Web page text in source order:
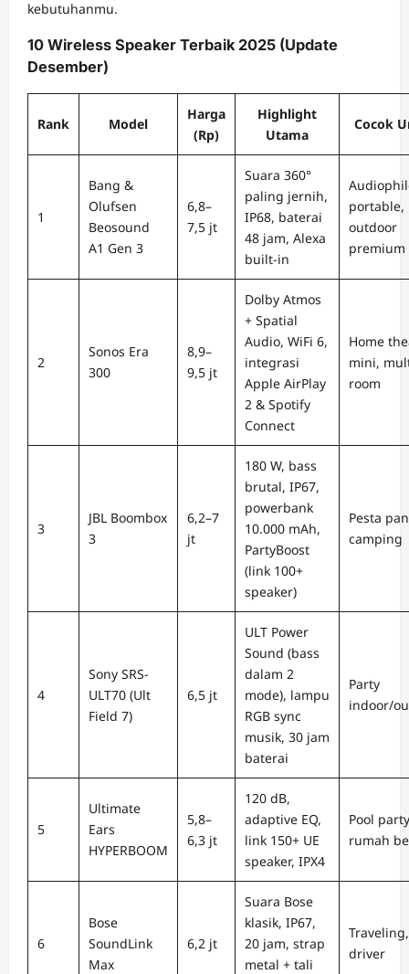
kebutuhanmu.
10 Wireless Speaker Terbaik 2025 (Update
Desember)
Rank Model
Harga
(Rp)
Highlight
Utama
Cocok
1
Bang &
Olufsen
Beosound
A1 Gen 3
6,8–
7,5 jt
Suara 360°
paling jernih,
IP68, baterai
48 jam, Alexa
built-in
portable,
outdoor
premium
2
Sonos Era
300
8,9–
9,5 jt
Dolby Atmos
+ Spatial
Audio, WiFi 6,
integrasi
Apple AirPlay
2 & Spotify
Connect
Home
mini,
room
3
JBL Boombox
3
6,2–7
jt
180 W, bass
brutal, IP67,
powerbank
10.000 mAh,
PartyBoost
(link 100+
speaker)
Pesta
camping
4
Sony SRS-
ULT70 (Ult
Field 7)
6,5 jt
ULT Power
Sound (bass
dalam 2
mode), lampu
RGB sync
musik, 30 jam
baterai
Party
indoor/
5
Ultimate
Ears
HYPERBOOM
5,8–
6,3 jt
120 dB,
adaptive EQ,
link 150+ UE
speaker, IPX4
Pool
rumah
6
Bose
SoundLink
Max
6,2 jt
Suara Bose
klasik, IP67,
20 jam, strap
metal + tali
driver